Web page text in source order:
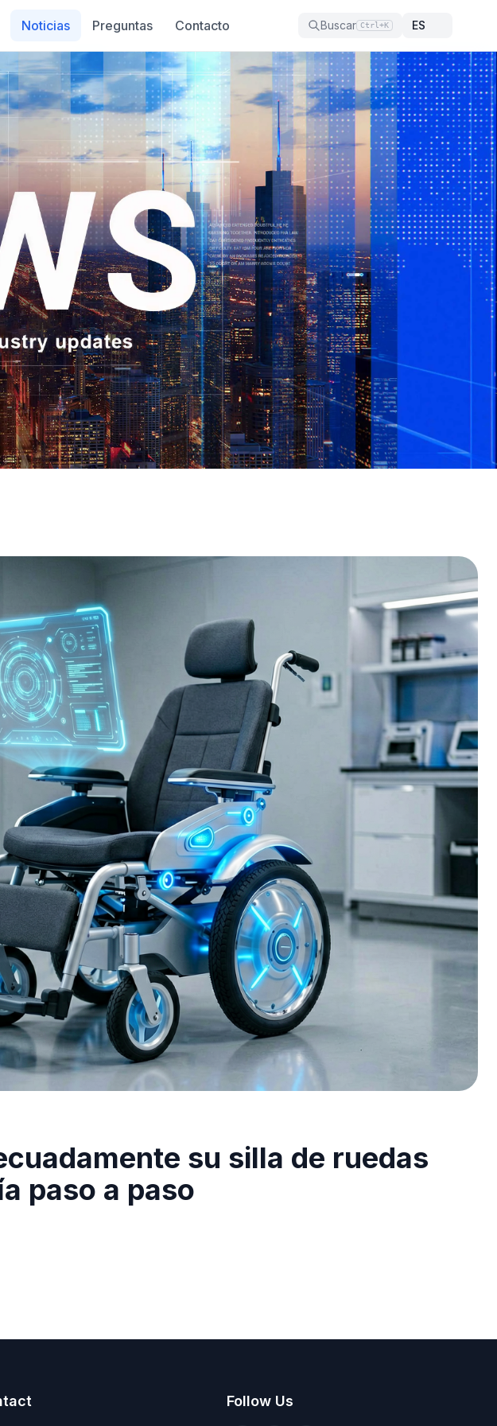
Noticias Preguntas Contacto Buscar Ctrl+K
su silla de ruedas
paso a paso
Follow Us